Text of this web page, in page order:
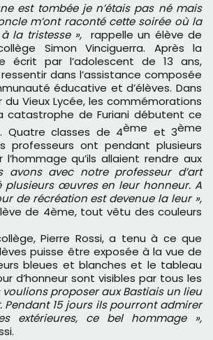
est tombée je n’étais pas né mais
m’ont raconté cette soirée où la
la tristesse », rappelle un élève de
Simon Vinciguerra. Après la
écrit par l’adolescent de 13 ans,
dans l’assistance composée
éducative et d’élèves. Dans
du Vieux Lycée, les commémorations
catastrophe de Furiani débutent ce
Quatre classes de 4ème et 3ème
professeurs ont pendant plusieurs
qu’ils allaient rendre aux
avons avec notre professeur d’art
plusieurs œuvres en leur honneur. A
de récréation est devenue la leur »,
de 4ème, tout vêtu des couleurs
Pierre Rossi, a tenu à ce que
puisse être exposée à la vue de
bleues et blanches et le tableau
d’honneur sont visibles par tous les
voulions proposer aux Bastiais un lieu
Pendant 15 jours ils pourront admirer
extérieures, ce bel hommage »,